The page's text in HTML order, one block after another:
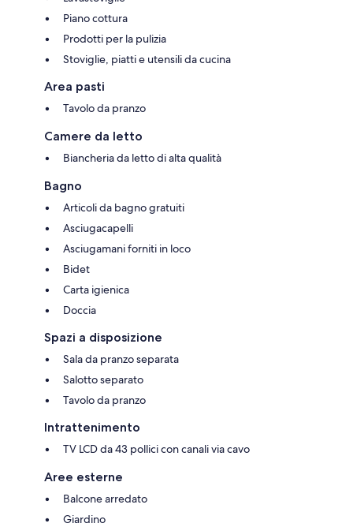
Piano cottura
Prodotti per la pulizia
Stoviglie, piatti e utensili da cucina
Area pasti
Tavolo da pranzo
Camere da letto
Biancheria da letto di alta qualità
Bagno
Articoli da bagno gratuiti
Asciugacapelli
Asciugamani forniti in loco
Bidet
Carta igienica
Doccia
Spazi a disposizione
Sala da pranzo separata
Salotto separato
Tavolo da pranzo
Intrattenimento
TV LCD da 43 pollici con canali via cavo
Aree esterne
Balcone arredato
Giardino